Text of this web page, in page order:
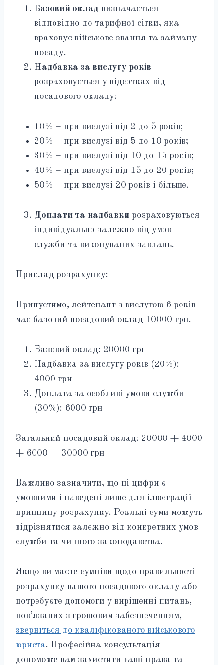
Базовий оклад визначається
відповідно до тарифної сітки, яка
враховує військове звання та займану
посаду.
Надбавка за вислугу років
розраховується у відсотках від
посадового окладу:
10% – при вислузі від 2 до 5 років;
20% – при вислузі від 5 до 10 років;
30% – при вислузі від 10 до 15 років;
40% – при вислузі від 15 до 20 років;
50% – при вислузі 20 років і більше.
Доплати та надбавки розраховуються
індивідуально залежно від умов
служби та виконуваних завдань.
Приклад розрахунку:
Припустимо, лейтенант з вислугою 6 років
має базовий посадовий оклад 10000 грн.
Базовий оклад: 20000 грн
Надбавка за вислугу років (20%):
4000 грн
Доплата за особливі умови служби
(30%): 6000 грн
Загальний посадовий оклад: 20000 + 4000
+ 6000 = 30000 грн
Важливо зазначити, що ці цифри є
умовними і наведені лише для ілюстрації
принципу розрахунку. Реальні суми можуть
відрізнятися залежно від конкретних умов
служби та чинного законодавства.
Якщо ви маєте сумніви щодо правильності
розрахунку вашого посадового окладу або
потребуєте допомоги у вирішенні питань,
пов’язаних з грошовим забезпеченням,
зверніться до кваліфікованого військового
юриста. Професійна консультація
допоможе вам захистити ваші права та